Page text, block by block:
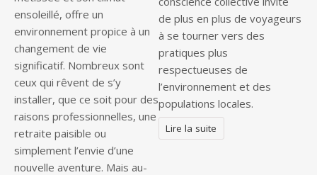
ensoleillé, offre un
environnement propice à un
changement de vie
significatif. Nombreux sont
ceux qui rêvent de s’y
installer, que ce soit pour des
raisons professionnelles, une
retraite paisible ou
simplement l’envie d’une
nouvelle aventure. Mais au-
de plus en plus de voyageurs
à se tourner vers des
pratiques plus
respectueuses de
l’environnement et des
populations locales.
Lire la suite